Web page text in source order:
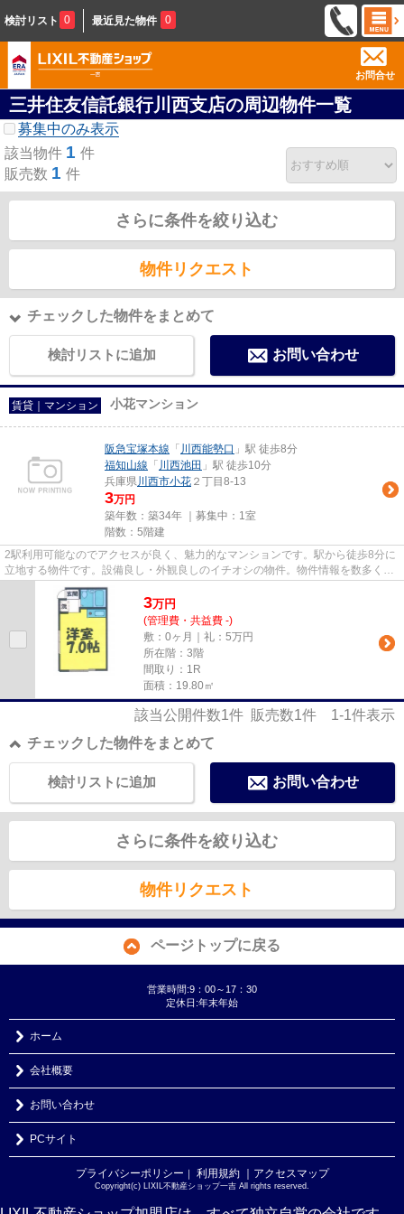
検討リスト 0 最近見た物件 0
お問合せ
三井住友信託銀行川西支店の周辺物件一覧
募集中のみ表示
該当物件 1 件
販売数 1 件
さらに条件を絞り込む
物件リクエスト
チェックした物件をまとめて
検討リストに追加 お問い合わせ
賃貸｜マンション 小花マンション
阪急宝塚本線 「 川西能勢口 」駅 徒歩8分
福知山線 「 川西池田 」駅 徒歩10分
兵庫県川西市小花 ２丁目8-13
3万円
築年数：築34年 ｜募集中： 1室
階数：5階建
2駅利用可能なのでアクセスが良く、魅力的なマンションです。駅から徒歩8分に
立地する物件です。設備良し・外観良しのイチオシの物件。物件情報を数多く取
り揃えている当社は、お客様...
3万円
(管理費・共益費 -)
敷：0ヶ月｜礼：5万円
所在階：3階
間取り：1R
面積：19.80㎡
該当公開件数1件 販売数1件 1-1件表示
チェックした物件をまとめて
お問い合わせ
検討リストに追加
さらに条件を絞り込む
物件リクエスト
ページトップに戻る
営業時間:9：00～17：30
定休日:年末年始
ホーム
会社概要
お問い合わせ
PCサイト
プライバシーポリシー ｜ 利用規約 ｜アクセスマップ
Copyright(c) LIXIL不動産ショップ一吉 All rights reserved.